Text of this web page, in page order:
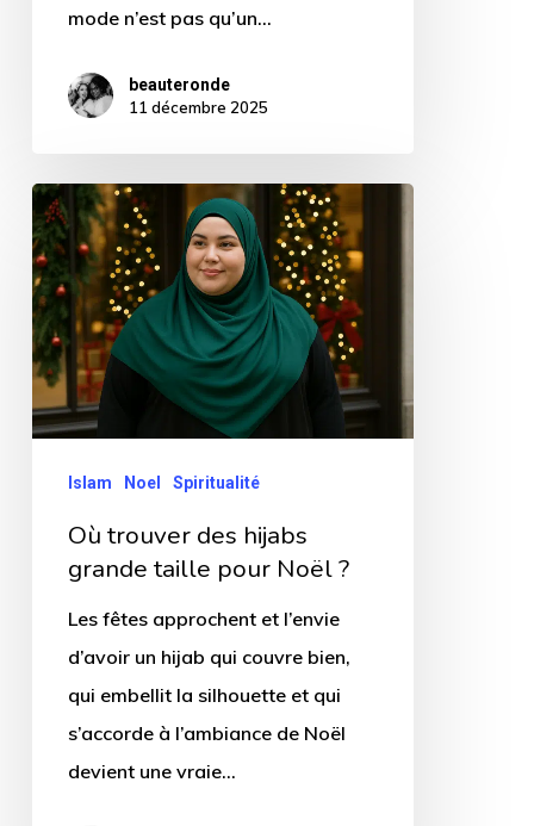
mode n’est pas qu’un…
beauteronde
11 décembre 2025
Où
trouver
des
hijabs
grande
taille
pour
Islam Noel Spiritualité
Où trouver des hijabs
grande taille pour Noël ?
Les fêtes approchent et l’envie
d’avoir un hijab qui couvre bien,
qui embellit la silhouette et qui
s’accorde à l’ambiance de Noël
devient une vraie…